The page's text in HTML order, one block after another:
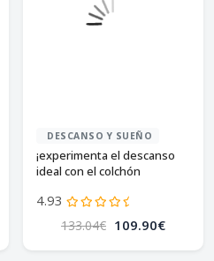
DESCANSO Y SUEÑO
¡experimenta el descanso
ideal con el colchón
vera!
4.93
133.04€ 109.90€